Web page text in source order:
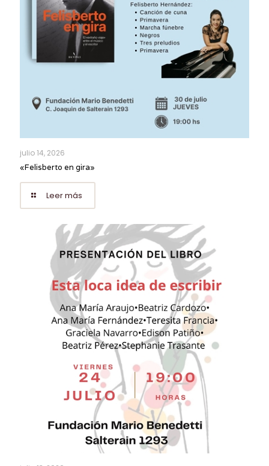
julio 14, 2026
«Felisberto en gira»
Leer más